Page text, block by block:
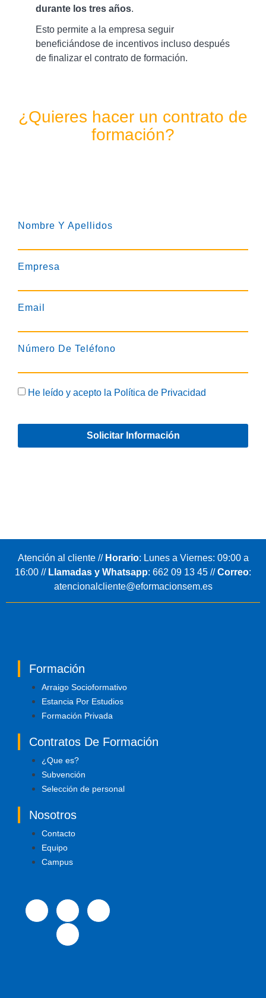
durante los tres años.
Esto permite a la empresa seguir
beneficiándose de incentivos incluso después
de finalizar el contrato de formación.
¿Quieres hacer un contrato de
formación?
Nombre Y Apellidos
Empresa
Email
Número De Teléfono
He leído y acepto la Política de Privacidad
Solicitar Información
Atención al cliente // Horario: Lunes a Viernes: 09:00 a
16:00 // Llamadas y Whatsapp: 662 09 13 45 //Correo:
atencionalcliente@eformacionsem.es
Formación
Arraigo Socioformativo
Estancia Por Estudios
Formación Privada
Contratos De Formación
¿Que es?
Subvención
Selección de personal
Nosotros
Contacto
Equipo
Campus